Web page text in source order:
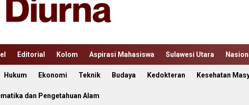
Editorial Kolom Aspirasi Mahasiswa Sulawesi Utara
Hukum Ekonomi Teknik Budaya Kedokteran Kesehatan
dan Pengetahuan Alam